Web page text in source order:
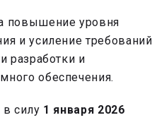
повышение уровня
и усиление требований
разработки и
обеспечения.
в силу 1 января 2026